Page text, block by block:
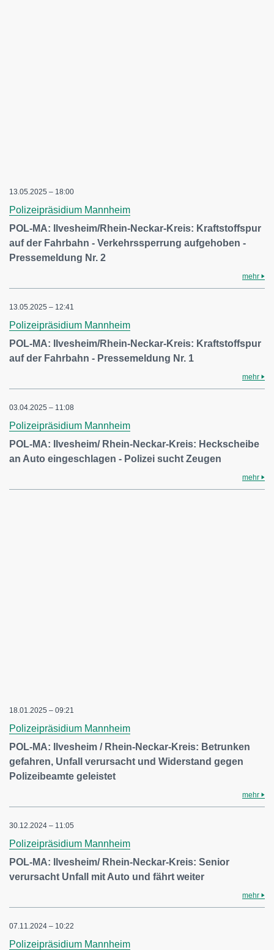
13.05.2025 – 18:00
Polizeipräsidium Mannheim
POL-MA: Ilvesheim/Rhein-Neckar-Kreis: Kraftstoffspur
auf der Fahrbahn - Verkehrssperrung aufgehoben -
Pressemeldung Nr. 2
mehr
13.05.2025 – 12:41
Polizeipräsidium Mannheim
POL-MA: Ilvesheim/Rhein-Neckar-Kreis: Kraftstoffspur
auf der Fahrbahn - Pressemeldung Nr. 1
mehr
03.04.2025 – 11:08
Polizeipräsidium Mannheim
POL-MA: Ilvesheim/ Rhein-Neckar-Kreis: Heckscheibe
an Auto eingeschlagen - Polizei sucht Zeugen
mehr
18.01.2025 – 09:21
Polizeipräsidium Mannheim
POL-MA: Ilvesheim / Rhein-Neckar-Kreis: Betrunken
gefahren, Unfall verursacht und Widerstand gegen
Polizeibeamte geleistet
mehr
30.12.2024 – 11:05
Polizeipräsidium Mannheim
POL-MA: Ilvesheim/ Rhein-Neckar-Kreis: Senior
verursacht Unfall mit Auto und fährt weiter
mehr
07.11.2024 – 10:22
Polizeipräsidium Mannheim